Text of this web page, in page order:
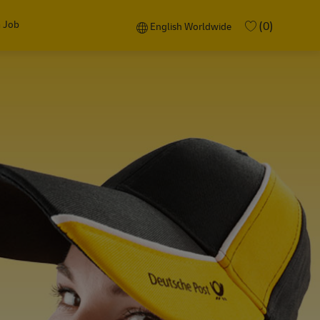
Job Language selected
English Worldwide
English Worldwide (0)